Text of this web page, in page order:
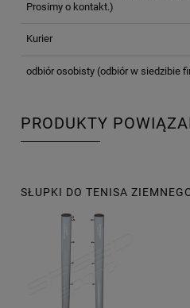
Prosimy o kontakt.)
Kurier
odbiór osobisty(odbiór w siedzibie
PRODUKTY
SŁUPKI DO TENISA